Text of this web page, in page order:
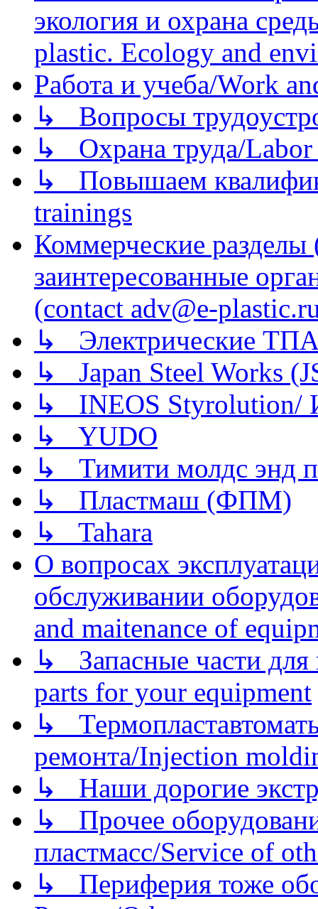
экология и охрана
plastic. Ecology and
Работа и учеба/Work
↳ Вопросы
↳ Охрана труда/Labor
↳ Повышаем
trainings
Коммерческие
заинтересованные
(contact adv@e-
↳ Электрические
↳ Japan Steel Works
↳ INEOS
↳ YUDO
↳ Тимити молдс энд
↳ Пластмаш (ФПМ)
↳ Tahara
О вопросах
обслуживании
and maitenance of
↳ Запасные части для
parts for your equipment
↳
ремонта/Injection
↳ Наши дорогие
↳ Прочее
пластмасс/Service of
↳ Периферия тоже